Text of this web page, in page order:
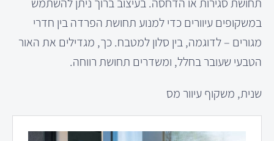
תחושת סגירות או הדחסה. בעיצוב ברוך ניתן להשתמש
במשקופים עיוורים כדי למנוע תחושת הפרדה בין חדרי
מגורים – לדוגמה, בין סלון למטבח. כך, מגדילים את האור
הטבעי שעובר בחלל, ומשדרים תחושת רווחה.
שנית, משקוף עיוור מס